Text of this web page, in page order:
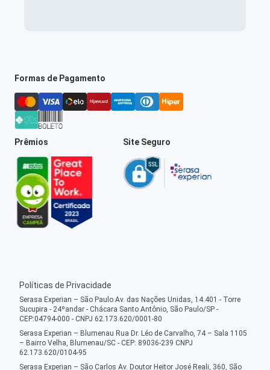
Formas de Pagamento
Prêmios Site Seguro
Políticas de Privacidade
Serasa Experian – São Paulo Av. das Nações Unidas, 14.401 - Torre
Sucupira - 24ºandar - Chácara Santo Antônio, São Paulo/SP -
CEP:04794-000 - CNPJ 62.173.620/0001-80
Serasa Experian – Blumenau Rua Dr. Léo de Carvalho, 74 – Sala 1105
– Bairro Velha, Blumenau/SC - CEP: 89036-239 CNPJ
62.173.620/0104-95
Serasa Experian – São Carlos Av. Doutor Heitor José Reali, 360, São